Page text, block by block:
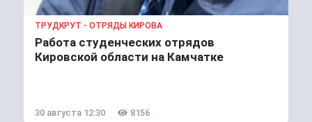
ТРУДКРУТ - ОТРЯДЫ КИРОВА
Работа студенческих отрядов
Кировской области на Камчатке
30 августа 12:30 8156